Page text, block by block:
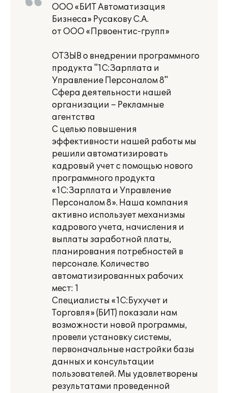
ООО «БИТ Автоматизация
Бизнеса» Русакову С.А.
от ООО «Првоентис-групп»
ОТЗЫВ о внедрении программного
продукта "1С:Зарплата и
Управление Персоналом 8"
Сфера деятельности нашей
организации – Рекламные
агентства
С целью повышения
эффективности нашей работы мы
решили автоматизировать
кадровый учет с помощью нового
программного продукта
«1С:Зарплата и Управление
Персоналом 8». Наша компания
активно использует механизмы
кадрового учета, начисления и
выплаты заработной платы,
планирования потребностей в
персонале. Количество
автоматизированных рабочих
мест: 1
Специалисты «1С:Бухучет и
Торговля» (БИТ) показали нам
возможности новой программы,
провели установку системы,
первоначальные настройки базы
данных и консультации
пользователей. Мы удовлетворены
результатами проведенной